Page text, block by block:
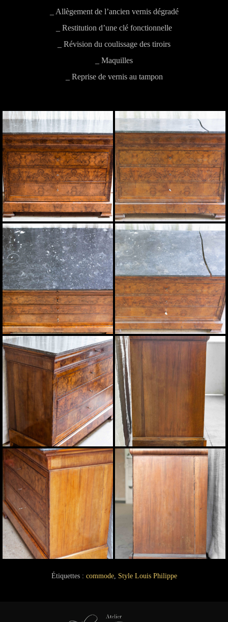
_ Allègement de l’ancien vernis dégradé
_ Restitution d’une clé fonctionnelle
_ Révision du coulissage des tiroirs
_ Maquilles
_ Reprise de vernis au tampon
Étiquettes : commode, Style Louis Philippe